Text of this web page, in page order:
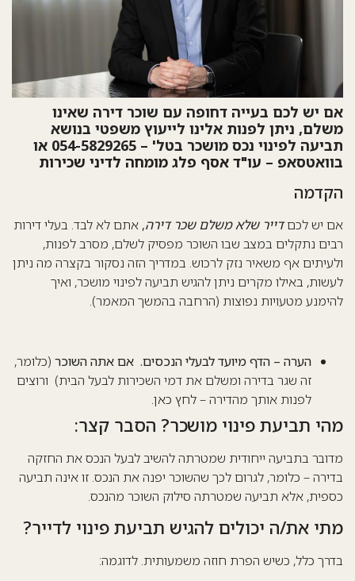
יש לכם בעייה דחופה עם שוכר דירה שאינו
ניתן לפנות אלינו לייעוץ משפטי בנושא
תביעה לפינוי נכס מושכר בטל' – 054-5829265 או
–עו"ד אסף פלג מומחה לדיני שכירות
יש לכםדייר שלא משלם שכר דירה,אתם לא לבד. בעלי דירות
נתקלים במצב שבו השוכר מפסיק לשלם, מסרב לפנות,
אף משאיר נזק לרכוש. במדריך הזה נסקור בקצרה מה ניתן
באילו מקרים ניתן להגיש תביעה לפינוי מושכר, ואיך
מטעויות נפוצות (הרחבה בהמשך המאמר).
הערה – הדף מיועד לבעלי הנכסים. אם אתה השוכר(כלומר,
זה שגר בדירה ומשלם את דמי השכירות לבעל הבית) ורוצים
לפנות אותך מהדירה –לחץ כאן.
תביעת פינוי מושכר? הסבר קצר:
בתביעה ייחודית שמטרתה להשיב לבעל הנכס את החזקה
– כלומר, לגרום לכך שהשוכר יפנה את הנכס. זו אינה תביעה
אלא תביעה שמטרתה סילוק השוכר מהנכס.
את/ה יכולים להגיש תביעת פינוי לדייר?
כלל, כשיש הפרת חוזה משמעותית. לדוגמה: